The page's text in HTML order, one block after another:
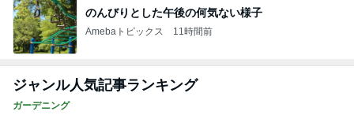
のんびりとした午後の何気ない様子
Amebaトピックス 11時間前
ジャンル人気記事ランキング
ガーデニング